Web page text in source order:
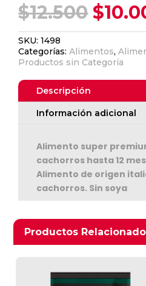
Seguir
$12.500 El
era:
$
SKU:1498
Categorías:Alimentos,
Productos sin Categoría
Descripción
Información adicional
Alimento super
cachorros hasta 12
Alimento de origen
cachorros. Sin soya
Productos
Productos